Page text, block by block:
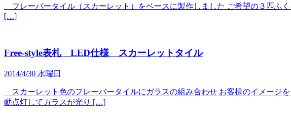
フレーバータイル（スカーレット）をベースに製作しました ご希望の３匹ふ
[…]
Free-style表札 LED仕様 スカーレットタイル
2014/4/30 水曜日
スカーレット色のフレーバータイルにガラスの組み合わせ お客様のイメージ
動点灯してガラスが光り […]